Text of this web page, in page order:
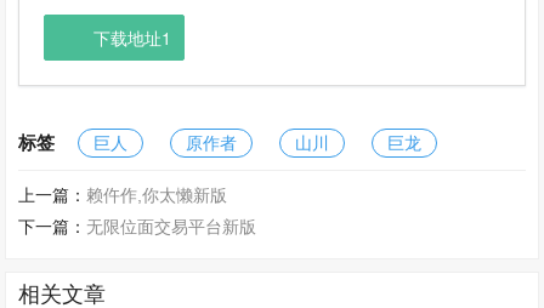
下载地址1
标签 巨人 原作者 山川 巨龙
上一篇： 赖仵作,你太懒新版
下一篇：无限位面交易平台新版
相关文章